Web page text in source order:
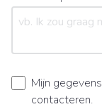
Mijn
contacteren.